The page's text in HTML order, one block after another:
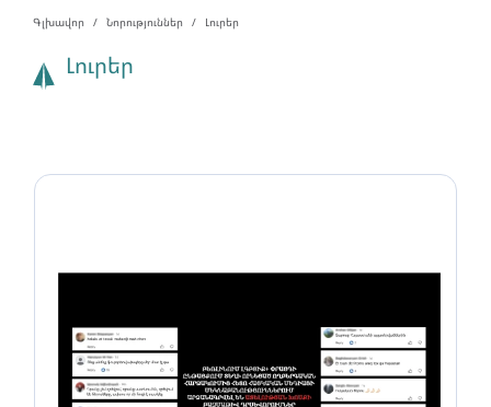
Գլխավոր Նորություններ Լուրեր
Լուրեր